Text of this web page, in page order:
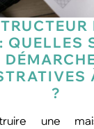
QUELLES
?
une